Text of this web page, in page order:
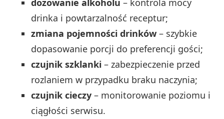
drinka i powtarzalność receptur;
zmiana pojemności drinków – szybkie
dopasowanie porcji do preferencji gości;
czujnik szklanki – zabezpieczenie przed
rozlaniem w przypadku braku naczynia;
czujnik cieczy – monitorowanie poziomu i
ciągłości serwisu.